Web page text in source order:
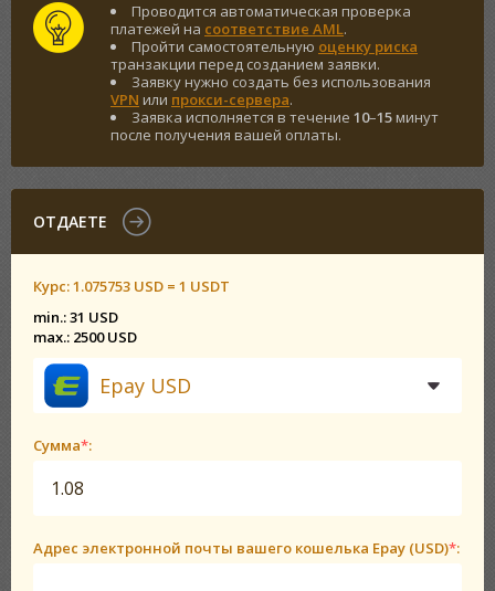
Проводится автоматическая проверка
платежей на соответствие AML.
Пройти самостоятельную оценку риска
транзакции перед созданием заявки.
Заявку нужно создать без использования
VPN или прокси-сервера.
Заявка исполняется в течение 10–15минут
после получения вашей оплаты.
ОТДАЕТЕ
Курс:1.075753 USD = 1 USDT
min.: 31 USD
max.: 2500 USD
Epay USD
Сумма*:
Адрес электронной почты вашего кошелька Epay (USD)*: